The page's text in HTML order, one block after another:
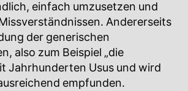
einfach umzusetzen und
Andererseits
der generischen
also zum Beispiel „die
Jahrhunderten Usus und wird
empfunden.